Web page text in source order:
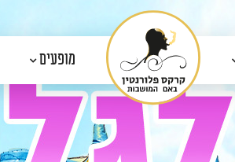
מופעים